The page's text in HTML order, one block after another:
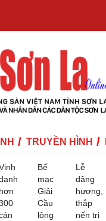
TRUYỀN HÌNH
hơn
Bế
mạc
Giải
Cầu
lông
Lễ
dâng
hương,
thắp
nến tri